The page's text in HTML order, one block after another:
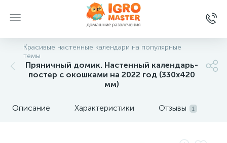
Красивые настенные календари на популярные
темы
Пряничный домик. Настенный календарь-
постер с окошками на 2022 год (330х420
мм)
Описание Характеристики Отзывы 1